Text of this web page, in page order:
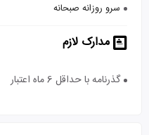
سرو روزانه صبحانه
مدارک لازم
گذرنامه با حداقل 6 ماه اعتبار